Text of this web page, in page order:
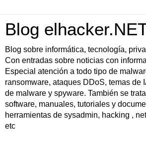
Blog
Blog sobre informática, tecnología,
Con entradas sobre noticias con
Especial atención a todo tipo de
ransomware, ataques DDoS, temas de
de malware y spyware. También se
software, manuales, tutoriales y
herramientas de sysadmin, hacking ,
etc